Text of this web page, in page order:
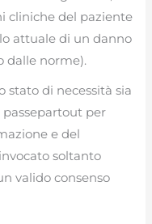
cliniche del paziente
attuale di un danno
dalle norme).
stato di necessità sia
per
e del
soltanto
valido consenso